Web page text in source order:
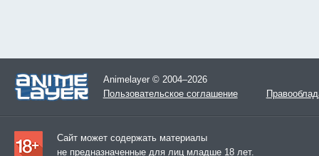
Animelayer © 2004–2026
Пользовательское соглашение
Сайт может содержать материалы
не предназначенные для лиц младше 18 лет.